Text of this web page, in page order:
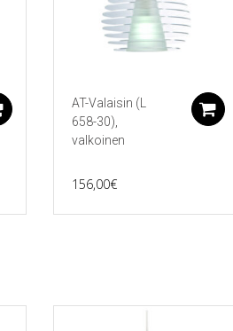
Lisää ostoskoriin
AT-Valaisin (L
658-30),
valkoinen
156,00€